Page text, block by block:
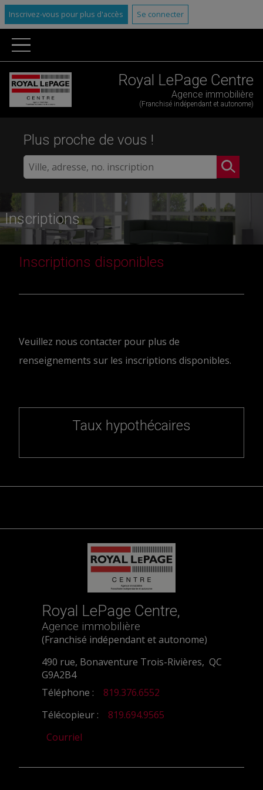
Inscrivez-vous pour plus d'accès Se connecter
Royal LePage Centre
Agence immobilière
(Franchisé indépendant et autonome)
Plus proche de vous !
Inscriptions
Inscriptions disponibles
Veuillez nous contacter pour plus de
renseignements sur les inscriptions disponibles.
Taux hypothécaires
Royal LePage Centre,
Agence immobilière
(Franchisé indépendant et autonome)
490 rue, Bonaventure Trois-Rivières, QC
G9A2B4
Téléphone :
819.376.6552
Télécopieur :
819.694.9565
Courriel